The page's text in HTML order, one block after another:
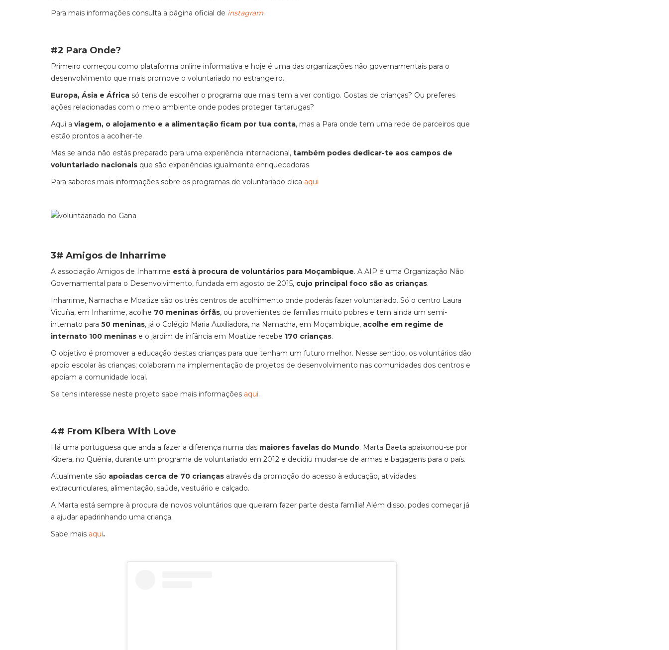
Para mais informações consulta a página oficial de instagram.
#2 Para Onde?
Primeiro começou como plataforma online informativa e hoje é uma das organizações não governamentais para o
desenvolvimento que mais promove o voluntariado no estrangeiro.
Europa, Ásia e África só tens de escolher o programa que mais tem a ver contigo. Gostas de crianças? Ou preferes
ações relacionadas com o meio ambiente onde podes proteger tartarugas?
Aqui a viagem, o alojamento e a alimentação ficam por tua conta, mas a Para onde tem uma rede de parceiros que
estão prontos a acolher-te.
Mas se ainda não estás preparado para uma experiência internacional, também podes dedicar-te aos campos de
voluntariado nacionais que são experiências igualmente enriquecedoras.
Para saberes mais informações sobre os programas de voluntariado clica aqui
3# Amigos de Inharrime
A associação Amigos de Inharrime está à procura de voluntários para Moçambique. A AIP é uma Organização Não
Governamental para o Desenvolvimento, fundada em agosto de 2015, cujo principal foco são as crianças.
Inharrime, Namacha e Moatize são os três centros de acolhimento onde poderás fazer voluntariado. Só o centro Laura
Vicuña, em Inharrime, acolhe 70 meninas órfãs, ou provenientes de famílias muito pobres e tem ainda um semi-
internato para 50 meninas, já o Colégio Maria Auxiliadora, na Namacha, em Moçambique, acolhe em regime de
internato 100 meninas e o jardim de infância em Moatize recebe 170 crianças.
O objetivo é promover a educação destas crianças para que tenham um futuro melhor. Nesse sentido, os voluntários dão
apoio escolar às crianças; colaboram na implementação de projetos de desenvolvimento nas comunidades dos centros e
apoiam a comunidade local.
Se tens interesse neste projeto sabe mais informações aqui.
4# From Kibera With Love
Há uma portuguesa que anda a fazer a diferença numa das maiores favelas do Mundo. Marta Baeta apaixonou-se por
Kibera, no Quénia, durante um programa de voluntariado em 2012 e decidiu mudar-se de armas e bagagens para o país.
Atualmente são apoiadas cerca de 70 crianças através da promoção do acesso à educação, atividades
extracurriculares, alimentação, saúde, vestuário e calçado.
A Marta está sempre à procura de novos voluntários que queiram fazer parte desta família! Além disso, podes começar já
a ajudar apadrinhando uma criança.
Sabe mais aqui.